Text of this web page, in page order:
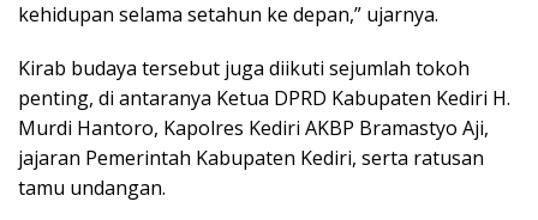
kehidupan selama setahun ke depan,” ujarnya.
Kirab budaya tersebut juga diikuti sejumlah tokoh
penting, di antaranya Ketua DPRD Kabupaten Kediri H.
Murdi Hantoro, Kapolres Kediri AKBP Bramastyo Aji,
jajaran Pemerintah Kabupaten Kediri, serta ratusan
tamu undangan.